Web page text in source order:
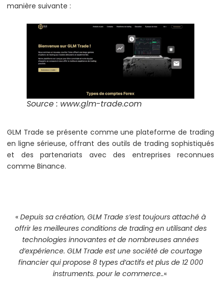
manière suivante :
Source : www.glm-trade.com
GLM Trade se présente comme une plateforme de trading
en ligne sérieuse, offrant des outils de trading sophistiqués
et des partenariats avec des entreprises reconnues
comme Binance.
« Depuis sa création, GLM Trade s’est toujours attaché à
offrir les meilleures conditions de trading en utilisant des
technologies innovantes et de nombreuses années
d’expérience. GLM Trade est une société de courtage
financier qui propose 8 types d’actifs et plus de 12 000
instruments. pour le commerce..«